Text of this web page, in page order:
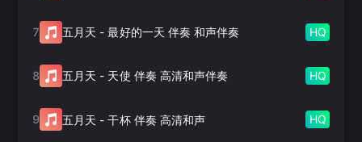
7 五月天 -最好的一天 伴奏 和声伴奏 HQ
8 五月天 - 天使 伴奏 高清和声伴奏 HQ
9 五月天 -干杯 伴奏 高清和声 HQ